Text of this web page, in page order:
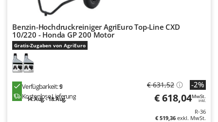
Worx
Y Yard Force
Z
Zanon
Zephir
ZGrills
Zodiac
Benzin-Hochdruckreiniger AgriEuro Top-Line CXD
10/220 - Honda GP 200 Motor
Gratis-Zugaben von AgriEuro
Verfügbarkeit:9
Kostenlose Lieferung
14. Aug. - 18. Aug.
€ 631,52 -2%
€ 618,04MwSt.
inkl.
R-36
€ 519,36 exkl. MwSt.